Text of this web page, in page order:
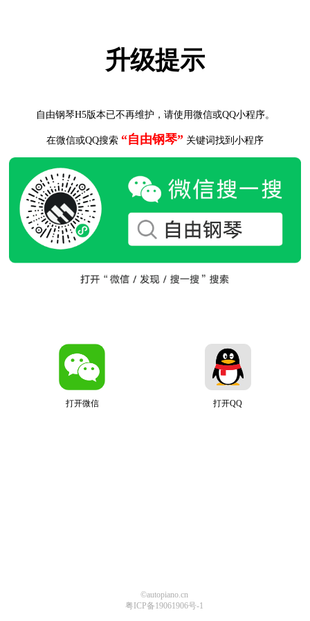
升级提示
自由钢琴H5版本已不再维护，请使用微信或QQ小程序。
在微信或QQ搜索 “自由钢琴” 关键词找到小程序
打开微信 打开QQ
©autopiano.cn
粤ICP备19061906号-1